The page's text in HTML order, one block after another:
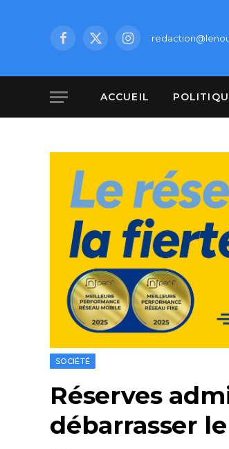
Facebook
X
Instagram
ACCUEIL
SOCIÉTÉ
Réserves
débarrasser